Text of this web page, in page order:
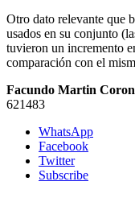
Otro dato relevante que
usados en su conjunto
tuvieron un incremento
comparación con el
Facundo Martin
621483
WhatsApp
Facebook
Twitter
Subscribe